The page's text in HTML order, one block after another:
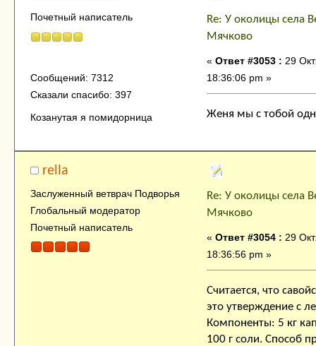
Почетный написатель
Сообщений: 7312
Сказали спасибо: 397
Козанутая я помидорница
Re: У околицы села
Мячково
« Ответ #3053 : 29
18:36:06 pm »
Женя мы с тобой
rella
Заслуженный ветврач Подворья
Глобальный модератор
Почетный написатель
Re: У околицы села
Мячково
« Ответ #3054 : 29
18:36:56 pm »
Считается, что
это утверждение с
Компоненты: 5 кг
100 г соли. Способ